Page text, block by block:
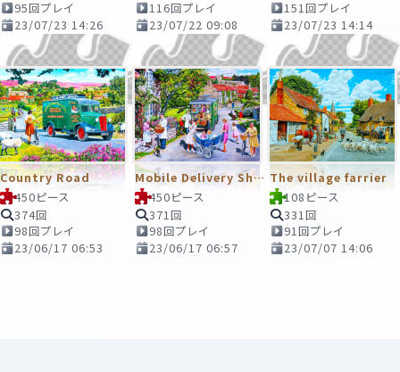
95回プレイ
23/07/23 14:26
116回プレイ
23/07/22 09:08
151回プレイ
23/07/23 14:14
Country Road
450ピース
374回
98回プレイ
23/06/17 06:53
Mobile Delivery Shop in Village
450ピース
371回
98回プレイ
23/06/17 06:57
The village farrier
108ピース
331回
91回プレイ
23/07/07 14:06